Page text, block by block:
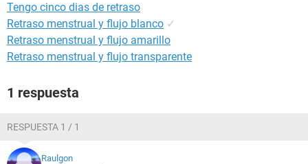
Tengo cinco dias de retraso
Retraso menstrual y flujo blanco ✓
Retraso menstrual y flujo amarillo
Retraso menstrual y flujo transparente
1 respuesta
RESPUESTA 1 / 1
Raulgon